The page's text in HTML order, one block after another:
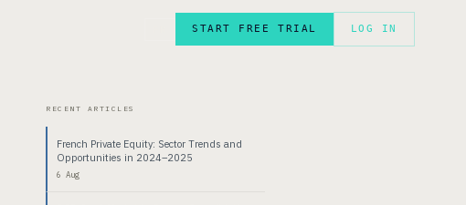
START FREE TRIAL LOG IN
RECENT ARTICLES
French Private Equity: Sector Trends and
Opportunities in 2024–2025
6 Aug